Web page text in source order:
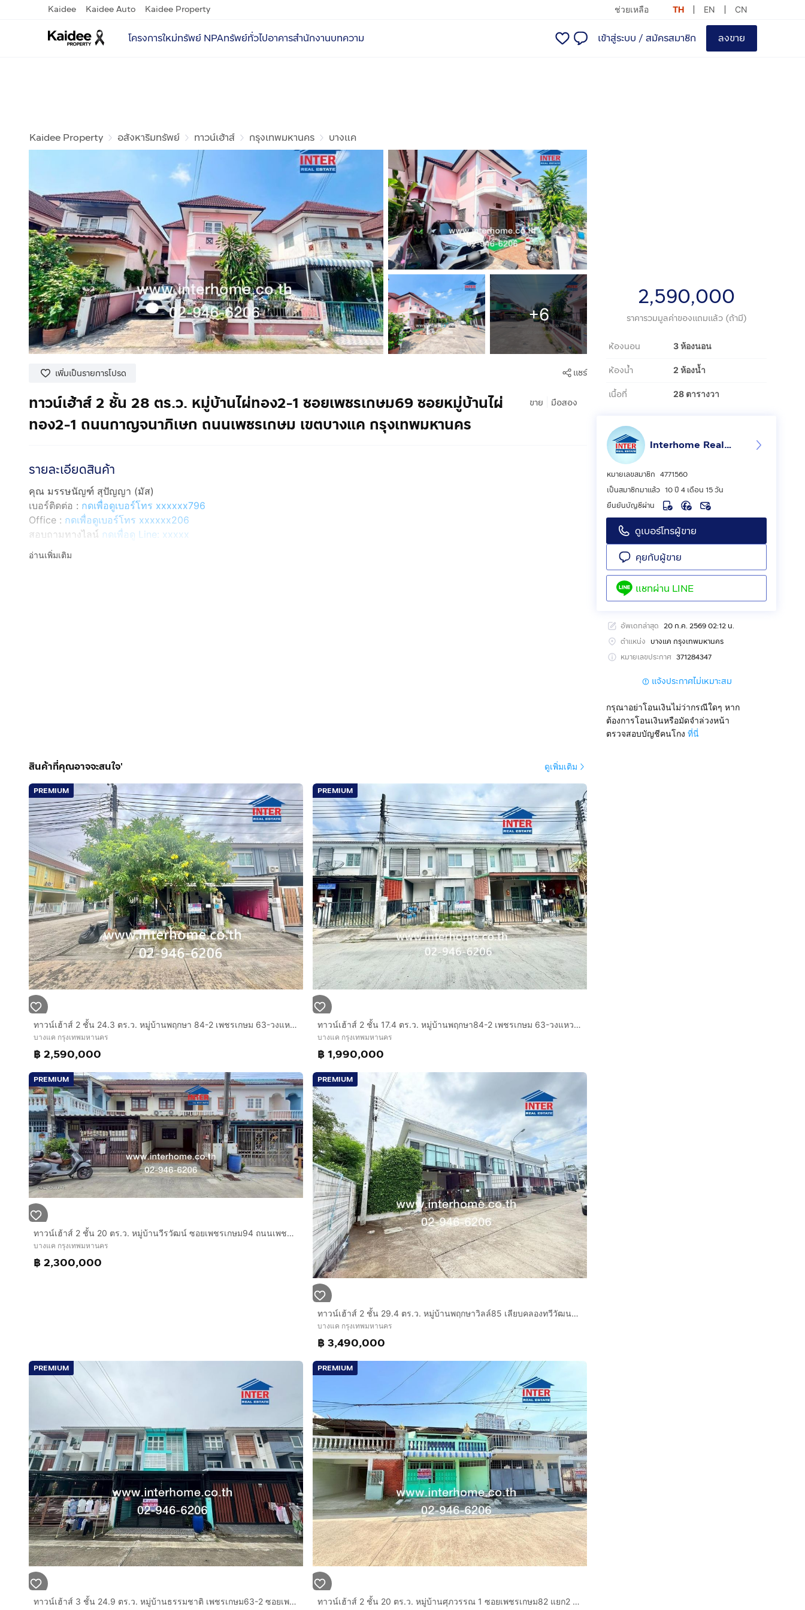
Kaidee Kaidee Auto Kaidee Property ช่วยเหลือ TH EN CN
โครงการใหม่ทรัพย์ NPAทรัพย์ทั่วไปอาคารสำนักงานบทความ เข้าสู่ระบบ / สมัครสมาชิก ลงขาย
Kaidee Property อสังหาริมทรัพย์ ทาวน์เฮ้าส์ กรุงเทพมหานคร บางแค
+6
เพิ่มเป็นรายการโปรด แชร์
ขาย มือสอง
ทาวน์เฮ้าส์ 2 ชั้น 28 ตร.ว. หมู่บ้านไผ่ทอง2-1 ซอยเพชรเกษม69 ซอยหมู่บ้านไผ่
ทอง2-1 ถนนกาญจนาภิเษก ถนนเพชรเกษม เขตบางแค กรุงเทพมหานคร
รายละเอียดสินค้า
คุณ มรรษนัญฑ์ สุปัญญา (มัส)
เบอร์ติดต่อ : กดเพื่อดูเบอร์โทร xxxxxx796
Office : กดเพื่อดูเบอร์โทร xxxxxx206
สอบถามทางไลน์ กดเพื่อดู Line: xxxxx
Line ID: @interhome
สูง 2 ชั้น 3 นอน 2 น้ำ 1 ครัว
การตกแต่ง :
ขายบ้านตามสภาพ
มี 1 นอน 1 น้ำ แยกห้องครัว และห้องนอน เป็นสัดส่วน
ปูพื้นลามิเนต ห้องสวยสภาพดี
ทำเลดีสถานที่ใกล้เคียง :
ใกล้โรงพยาบาลมหาชัย2
เวทีมวยสยามอ้อมน้อย
สนามหลวง2
ดูโฮมเพชรเกาษม
แม็คโคร อ้อมน้อย
บิ๊กซีอ้อมใหญ่
โรงพยาบาลสมุทรสาคร
มหาวิทยาลัยธนบุรี
มหาวิทยาลัยศิลปากร นครปฐม
มหาวิทยาลัยเอเชียอาคเนย์
มหาวิทยาลัยมหิดล
ติดถนนเพชรเกษม
ถนนพุทธมณฑลสาย 4
ถนนพุทธสาคร
ถนนบางบอน
บริษัท อินเตอร์โฮม เรียลตี้ เอสเตท จำกัด
Interhome Realty Estate
www.interhome.co.th
โทร.กดเพื่อดูเบอร์โทร xxxxxx206
https://www.interhome.co.th/propertydetail.php?propcode=66700
อ่านเพิ่มเติม
2,590,000
ราคารวมมูลค่าของแถมแล้ว (ถ้ามี)
ห้องนอน 3 ห้องนอน
ห้องน้ำ 2 ห้องน้ำ
เนื้อที่ 28 ตารางวา
Interhome Realty Estate
หมายเลขสมาชิก 4771560
เป็นสมาชิกมาแล้ว 10 ปี 4 เดือน 15 วัน
ยืนยันบัญชีผ่าน
ดูเบอร์โทรผู้ขาย
คุยกับผู้ขาย
แชทผ่าน LINE
อัพเดทล่าสุด 20 ก.ค. 2569 02:12 น.
ตำแหน่ง บางแค กรุงเทพมหานคร
หมายเลขประกาศ 371284347
แจ้งประกาศไม่เหมาะสม
กรุณาอย่าโอนเงินไม่ว่ากรณีใดๆ หาก
ต้องการโอนเงินหรือมัดจำล่วงหน้า
ตรวจสอบบัญชีคนโกง ที่นี่
สินค้าที่คุณอาจจะสนใจ' ดูเพิ่มเติม
PREMIUM
ทาวน์เฮ้าส์ 2 ชั้น 24.3 ตร.ว. หมู่บ้านพฤกษา 84-2 เพชรเกษม 63-วงแหวนฯ ซอยเพชรเกษม63 ถนนกาญจนาภิเษก ถนนเพชรเกษม เขตบางแค กรุงเทพมหานคร
บางแค กรุงเทพมหานคร
฿ 2,590,000
PREMIUM
ทาวน์เฮ้าส์ 2 ชั้น 17.4 ตร.ว. หมู่บ้านพฤกษา84-2 เพชรเกษม 63-วงแหวนฯ ซอยเพชรเกษม63 ถนนกาญจนาภิเษก ถนนเพชรเกษม เขตบางแค กรุงเทพมหานคร
บางแค กรุงเทพมหานคร
฿ 1,990,000
PREMIUM
ทาวน์เฮ้าส์ 2 ชั้น 20 ตร.ว. หมู่บ้านวีรวัฒน์ ซอยเพชรเกษม94 ถนนเพชรเกษม เขตบางแค กรุงเทพมหานคร
บางแค กรุงเทพมหานคร
฿ 2,300,000
PREMIUM
ทาวน์เฮ้าส์ 2 ชั้น 29.4 ตร.ว. หมู่บ้านพฤกษาวิลล์85 เลียบคลองทวีวัฒนา ถนนเพชรเกษม ถนนทวีวัฒนา ถนนพุทธมณฑลสาย3 เขตบางแค กรุงเทพมหานคร
บางแค กรุงเทพมหานคร
฿ 3,490,000
PREMIUM
ทาวน์เฮ้าส์ 3 ชั้น 24.9 ตร.ว. หมู่บ้านธรรมชาติ เพชรเกษม63-2 ซอยเพชรเกษม63-2 แยก24 ถนนเพชรเกษม ถนนพุทธมณฑลสาย2 เขตบางแค กรุงเทพมหานคร
PREMIUM
ทาวน์เฮ้าส์ 2 ชั้น 20 ตร.ว. หมู่บ้านศุภวรรณ 1 ซอยเพชรเกษม82 แยก2 ถนนเพชรเกษม ถนนกาญจนาภิเษก เขตภาษีเจริญ กรุงเทพมหานคร